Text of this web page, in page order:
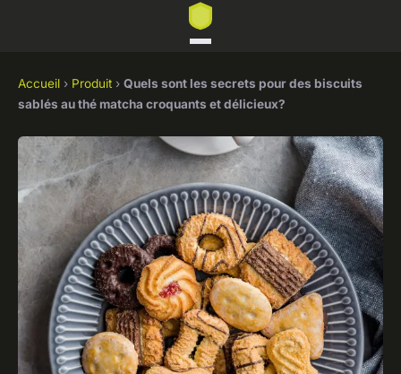
Accueil › Produit › Quels sont les secrets pour des biscuits
sablés au thé matcha croquants et délicieux?